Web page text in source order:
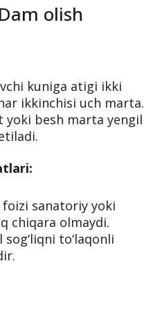
olish
kuniga atigi ikki
ikkinchisi uch marta.
yoki besh marta yengil
foizi sanatoriy yoki
chiqara olmaydi.
to‘laqonli